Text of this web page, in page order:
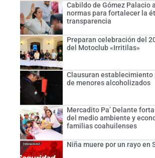
Cabildo de Gómez Palacio
normas para fortalecer la
transparencia
Preparan celebración del
del Motoclub «Irritilas»
Clausuran establecimiento
de menores alcoholizados
Mercadito Pa’ Delante
del medio ambiente y
familias coahuilenses
Niña muere por un rayo en